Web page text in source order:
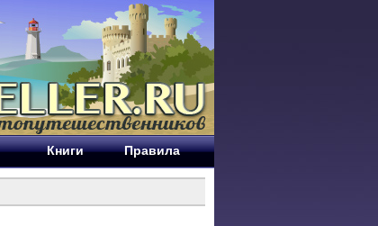
Книги Правила